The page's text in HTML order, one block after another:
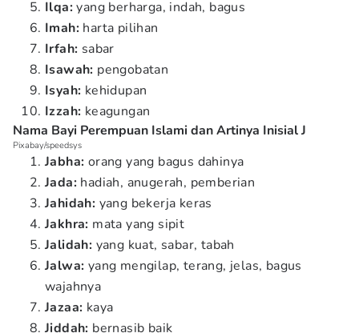
Ilqa:yang berharga, indah, bagus
Imah: harta pilihan
Irfah: sabar
Isawah: pengobatan
Isyah: kehidupan
Izzah: keagungan
Nama Bayi Perempuan Islami dan Artinya Inisial J
Pixabay/speedsys
Jabha: orang yang bagus dahinya
Jada: hadiah, anugerah, pemberian
Jahidah: yang bekerja keras
Jakhra: mata yang sipit
Jalidah: yang kuat, sabar, tabah
Jalwa: yang mengilap, terang, jelas, bagus
wajahnya
Jazaa: kaya
Jiddah: bernasib baik